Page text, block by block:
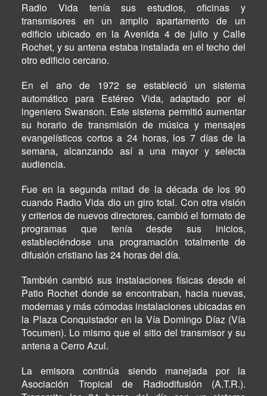
Radio Vida tenía sus estudios, oficinas y
transmisores en un amplio apartamento de un
edificio ubicado en la Avenida 4 de julio y Calle
Rochet, y su antena estaba instalada en el techo del
otro edificio cercano.
En el año de 1972 se estableció un sistema
automático para Estéreo Vida, adaptado por el
ingeniero Swanson. Este sistema permitió aumentar
su horario de transmisión de música y mensajes
evangelísticos cortos a 24 horas, los 7 días de la
semana, alcanzando así a una mayor y selecta
audiencia.
Fue en la segunda mitad de la década de los 90
cuando Radio Vida dio un giro total. Con otra visión
y criterios de nuevos directores, cambió el formato de
programas que tenía desde sus inicios,
estableciéndose una programación totalmente de
difusión cristiano las 24 horas del día.
También cambió sus instalaciones físicas desde el
Patio Rochet donde se encontraban, hacia nuevas,
modernas y más cómodas instalaciones ubicadas en
la Plaza Conquistador en la Vía Domingo Díaz (Vía
Tocumen). Lo mismo que el sitio del transmisor y su
antena a Cerro Azul.
La emisora continúa siendo manejada por la
Asociación Tropical de Radiodifusión (A.T.R.).